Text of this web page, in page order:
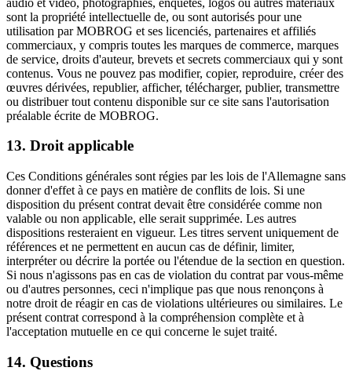
sont la propriété intellectuelle de, ou sont autorisés pour une
utilisation par MOBROG et ses licenciés, partenaires et affiliés
commerciaux, y compris toutes les marques de commerce, marques
de service, droits d'auteur, brevets et secrets commerciaux qui y sont
contenus. Vous ne pouvez pas modifier, copier, reproduire, créer des
œuvres dérivées, republier, afficher, télécharger, publier, transmettre
ou distribuer tout contenu disponible sur ce site sans l'autorisation
préalable écrite de MOBROG.
13. Droit applicable
Ces Conditions générales sont régies par les lois de l'Allemagne sans
donner d'effet à ce pays en matière de conflits de lois. Si une
disposition du présent contrat devait être considérée comme non
valable ou non applicable, elle serait supprimée. Les autres
dispositions resteraient en vigueur. Les titres servent uniquement de
références et ne permettent en aucun cas de définir, limiter,
interpréter ou décrire la portée ou l'étendue de la section en question.
Si nous n'agissons pas en cas de violation du contrat par vous-même
ou d'autres personnes, ceci n'implique pas que nous renonçons à
notre droit de réagir en cas de violations ultérieures ou similaires. Le
présent contrat correspond à la compréhension complète et à
l'acceptation mutuelle en ce qui concerne le sujet traité.
14. Questions